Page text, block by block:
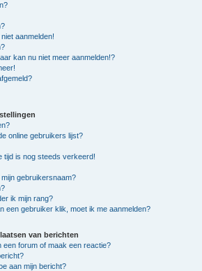
aanmelden!
kan nu niet meer aanmelden!?
online gebruikers lijst?
tijd is nog steeds verkeerd!
gebruikersnaam?
ik mijn rang?
een gebruiker klik, moet ik me aanmelden?
van berichten
een forum of maak een reactie?
aan mijn bericht?